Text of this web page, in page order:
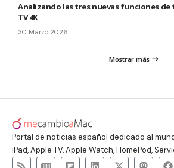
Analizando las tres nuevas funciones de
TV 4K
30 Marzo 2026
Mostrar más
Portal de noticias español dedicado al
iPad, Apple TV, Apple Watch, HomePod,